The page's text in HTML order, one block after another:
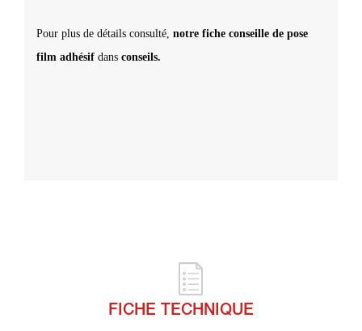
Pour plus de détails consulté, notre fiche conseille de pose
film adhésif dans conseils.
FICHE TECHNIQUE